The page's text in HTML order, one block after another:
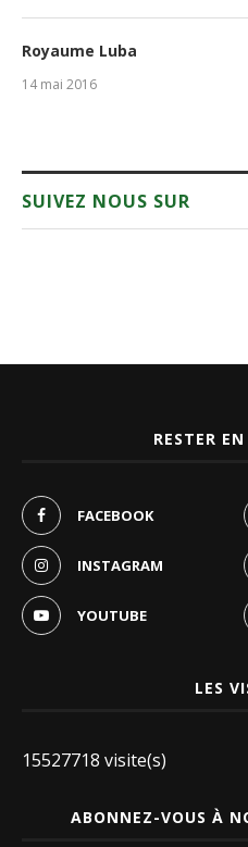
Royaume Luba
14 mai 2016
SUIVEZ NOUS SUR
RESTER
FACEBOOK
INSTAGRAM
YOUTUBE
LES
15527718 visite(s)
ABONNEZ-VOUS À